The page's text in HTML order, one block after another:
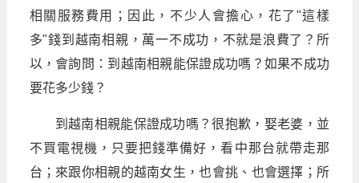
相關服務費用；因此，不少人會擔心，花了"這樣
多"錢到越南相親，萬一不成功，不就是浪費了？所
以，會詢問：到越南相親能保證成功嗎？如果不成功
要花多少錢？
到越南相親能保證成功嗎？很抱歉，娶老婆，並
不買電視機，只要把錢準備好，看中那台就帶走那
台；來跟你相親的越南女生，也會挑、也會選擇；所